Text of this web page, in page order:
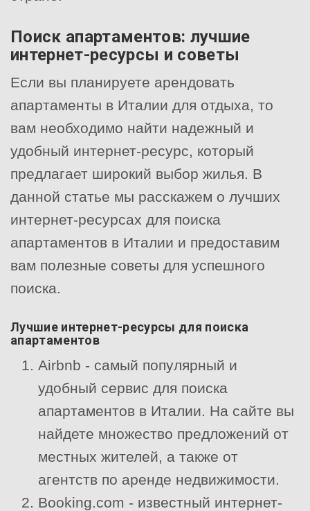
Поиск апартаментов: лучшие
интернет-ресурсы и советы
Если вы планируете арендовать
апартаменты в Италии для отдыха, то
вам необходимо найти надежный и
удобный интернет-ресурс, который
предлагает широкий выбор жилья. В
данной статье мы расскажем о лучших
интернет-ресурсах для поиска
апартаментов в Италии и предоставим
вам полезные советы для успешного
поиска.
Лучшие интернет-ресурсы для поиска
апартаментов
Airbnb - самый популярный и
удобный сервис для поиска
апартаментов в Италии. На сайте вы
найдете множество предложений от
местных жителей, а также от
агентств по аренде недвижимости.
Booking.com - известный интернет-